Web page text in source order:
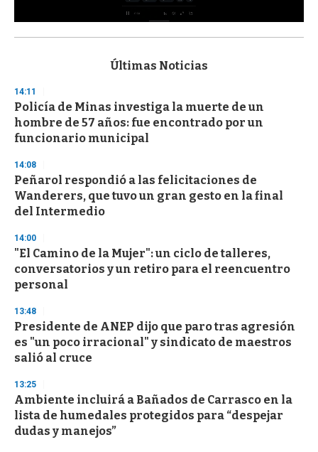
s
d
s
o
f
3
s
e
c
o
n
s
Últimas Noticias
14:11
Policía de Minas investiga la muerte de un
hombre de 57 años: fue encontrado por un
funcionario municipal
14:08
Peñarol respondió a las felicitaciones de
Wanderers, que tuvo un gran gesto en la final
del Intermedio
14:00
"El Camino de la Mujer": un ciclo de talleres,
conversatorios y un retiro para el reencuentro
personal
13:48
Presidente de ANEP dijo que paro tras agresión
es "un poco irracional" y sindicato de maestros
salió al cruce
13:25
Ambiente incluirá a Bañados de Carrasco en la
lista de humedales protegidos para “despejar
dudas y manejos”